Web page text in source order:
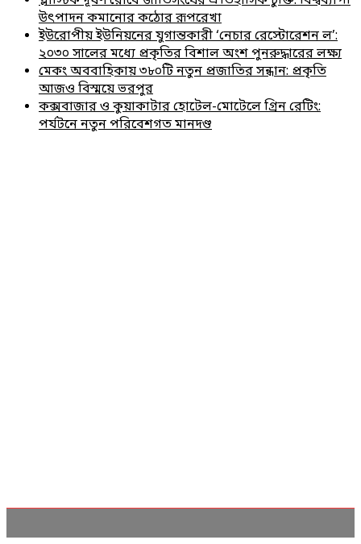
উৎপাদন কমানোর কঠোর রূপরেখা
ইউরোপীয় ইউনিয়নের যুগান্তকারী ‘নেচার রেস্টোরেশন ল’:
২০৩০ সালের মধ্যে প্রকৃতির বিশাল অংশ পুনরুদ্ধারের লক্ষ্য
মেকং অববাহিকায় ৩৮০টি নতুন প্রজাতির সন্ধান: প্রকৃতি
আজও বিস্ময়ে ভরপুর
কক্সবাজার ও কুয়াকাটার হোটেল-মোটেলে গ্রিন রেটিং:
পর্যটনে নতুন পরিবেশগত মানদণ্ড